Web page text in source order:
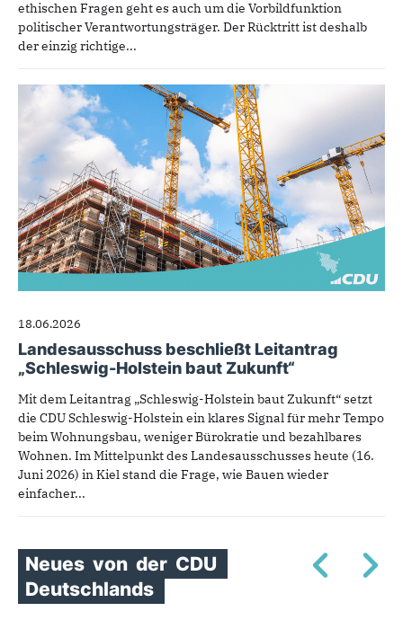
ethischen Fragen geht es auch um die Vorbildfunktion
politischer Verantwortungsträger. Der Rücktritt ist deshalb
der einzig richtige...
18.06.2026
Landesausschuss beschließt Leitantrag
„Schleswig-Holstein baut Zukunft“
Mit dem Leitantrag „Schleswig-Holstein baut Zukunft“ setzt
die CDU Schleswig-Holstein ein klares Signal für mehr Tempo
beim Wohnungsbau, weniger Bürokratie und bezahlbares
Wohnen. Im Mittelpunkt des Landesausschusses heute (16.
Juni 2026) in Kiel stand die Frage, wie Bauen wieder
einfacher...
Neues von der CDU
Deutschlands